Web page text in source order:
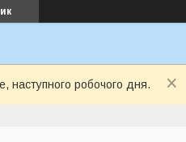
наступного робочого дня.